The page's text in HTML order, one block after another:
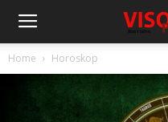
Home Horoskop